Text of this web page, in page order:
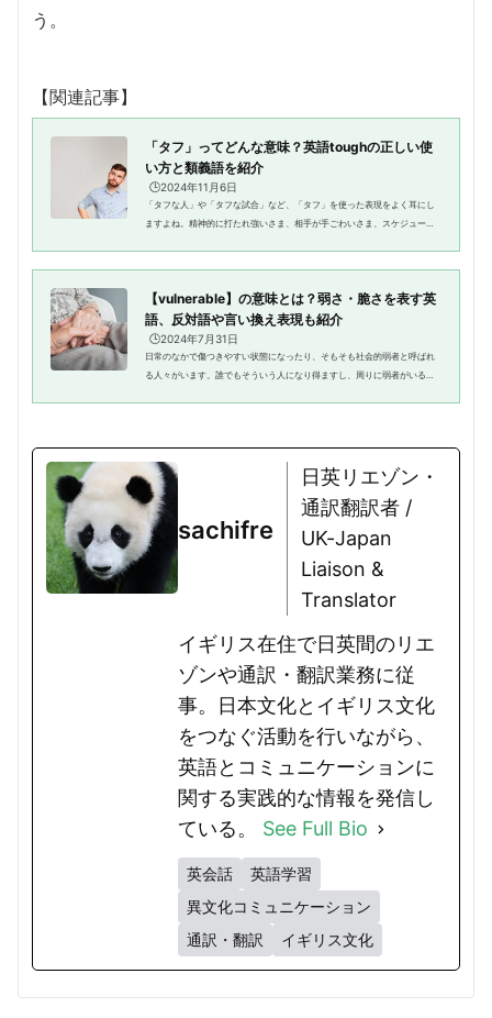
う。
【関連記事】
「タフ」ってどんな意味？英語toughの正しい使
い方と類義語を紹介
🕒️2024年11月6日
「タフな人」や「タフな試合」など、「タフ」を使った表現をよく耳にし
ますよね。精神的に打たれ強いさま、相手が手ごわいさま、スケジュール
【vulnerable】の意味とは？弱さ・脆さを表す英
語、反対語や言い換え表現も紹介
🕒️2024年7月31日
日常のなかで傷つきやすい状態になったり、そもそも社会的弱者と呼ばれ
る人々がいます。誰でもそういう人になり得ますし、周りに弱者がいるこ
sachifre
日英リエゾン・
通訳翻訳者 /
UK-Japan
Liaison &
Translator
イギリス在住で日英間のリエ
ゾンや通訳・翻訳業務に従
事。日本文化とイギリス文化
をつなぐ活動を行いながら、
英語とコミュニケーションに
関する実践的な情報を発信し
ている。 See Full Bio
英会話
英語学習
異文化コミュニケーション
通訳・翻訳
イギリス文化